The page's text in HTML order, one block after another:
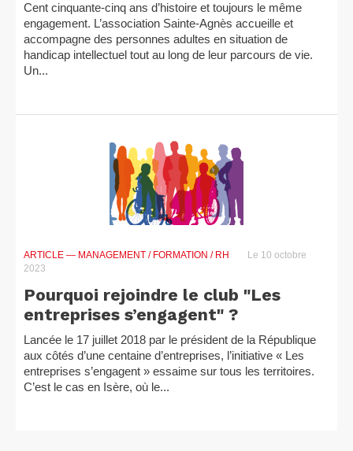
Cent cinquante-cinq ans d’histoire et toujours le même
engagement. L’association Sainte-Agnès accueille et
accompagne des personnes adultes en situation de
handicap intellectuel tout au long de leur parcours de vie.
Un...
ARTICLE — MANAGEMENT / FORMATION / RH
Le 10 octobre
2023
Pourquoi rejoindre le club "Les
entreprises s’engagent" ?
Lancée le 17 juillet 2018 par le président de la République
aux côtés d’une centaine d’entreprises, l’initiative « Les
entreprises s’engagent » essaime sur tous les territoires.
C’est le cas en Isère, où le...